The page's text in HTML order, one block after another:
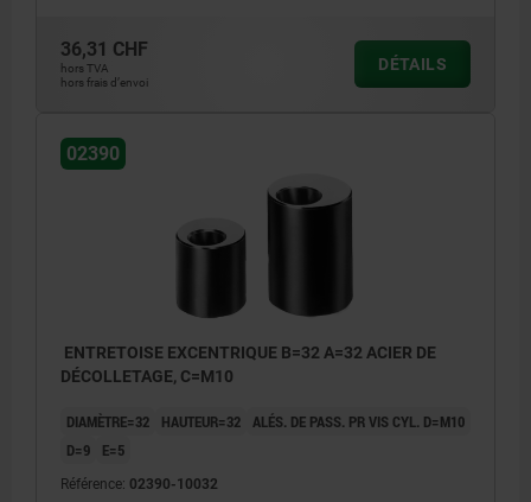
36,31 CHF
hors TVA
hors frais d’envoi
DÉTAILS
02390
ENTRETOISE EXCENTRIQUE B=32 A=32 ACIER DE
DÉCOLLETAGE, C=M10
DIAMÈTRE=32 HAUTEUR=32 ALÉS. DE PASS. PR VIS CYL. D=M10
D=9
E=5
Référence: 02390-10032